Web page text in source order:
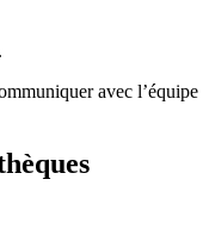
avec l’équipe